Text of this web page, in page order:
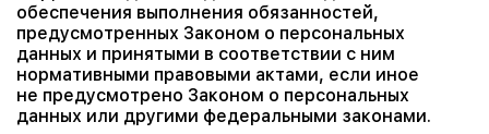
обеспечения выполнения обязанностей,
предусмотренных Законом о персональных
данных и принятыми в соответствии с ним
нормативными правовыми актами, если иное
не предусмотрено Законом о персональных
данных или другими федеральными законами.